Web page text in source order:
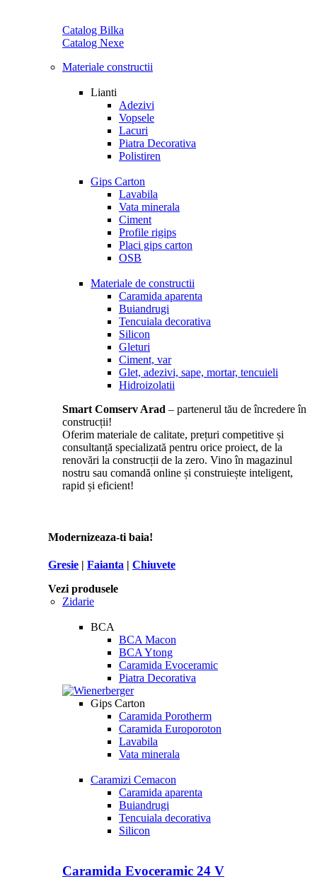
Catalog Bilka
Catalog Nexe
Materiale constructii
Lianti
Adezivi
Vopsele
Lacuri
Piatra Decorativa
Polistiren
Gips Carton
Lavabila
Vata minerala
Ciment
Profile rigips
Placi gips carton
OSB
Materiale de constructii
Caramida aparenta
Buiandrugi
Tencuiala decorativa
Silicon
Gleturi
Ciment, var
Glet, adezivi, sape, mortar, tencuieli
Hidroizolatii
Smart Comserv Arad – partenerul tău de încredere în
construcții!
Oferim materiale de calitate, prețuri competitive și
consultanță specializată pentru orice proiect, de la
renovări la construcții de la zero. Vino în magazinul
nostru sau comandă online și construiește inteligent,
rapid și eficient!
Modernizeaza-ti baia!
Gresie | Faianta | Chiuvete
Vezi produsele
Zidarie
BCA
BCA Macon
BCA Ytong
Caramida Evoceramic
Piatra Decorativa
Gips Carton
Caramida Porotherm
Caramida Europoroton
Lavabila
Vata minerala
Caramizi Cemacon
Caramida aparenta
Buiandrugi
Tencuiala decorativa
Silicon
Caramida Evoceramic 24 V